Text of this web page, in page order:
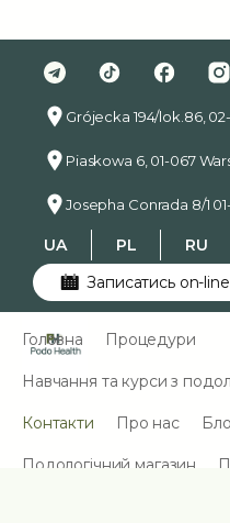
Grójecka 194/lok.86,
Piaskowa 6, 01-067
Josepha Conrada 8/1
UA PL
RU
Записатись on-line
Головна Процедури
Навчання та курси з
Контакти Про нас
Подологічний магазин